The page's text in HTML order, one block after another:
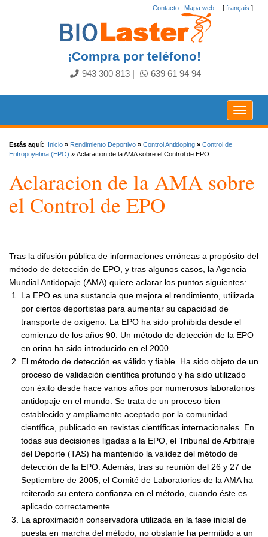
[ français ]
Contacto Mapa web
¡Compra por teléfono!
943 300 813 639 61 94 94
Toggle
Estás aquí: Inicio » Rendimiento Deportivo » Control Antidoping » Control de
Eritropoyetina (EPO) » Aclaracion de la AMA sobre el Control de EPO
Aclaracion de la AMA sobre
el Control de EPO
Tras la difusión pública de informaciones erróneas a propósito del
método de detección de EPO, y tras algunos casos, la Agencia
Mundial Antidopaje (AMA) quiere aclarar los puntos siguientes:
La EPO es una sustancia que mejora el rendimiento, utilizada
por ciertos deportistas para aumentar su capacidad de
transporte de oxígeno. La EPO ha sido prohibida desde el
comienzo de los años 90. Un método de detección de la EPO
en orina ha sido introducido en el 2000.
El método de detección es válido y fiable. Ha sido objeto de un
proceso de validación científica profundo y ha sido utilizado
con éxito desde hace varios años por numerosos laboratorios
antidopaje en el mundo. Se trata de un proceso bien
establecido y ampliamente aceptado por la comunidad
científica, publicado en revistas científicas internacionales. En
todas sus decisiones ligadas a la EPO, el Tribunal de Arbitraje
del Deporte (TAS) ha mantenido la validez del método de
detección de la EPO. Además, tras su reunión del 26 y 27 de
Septiembre de 2005, el Comité de Laboratorios de la AMA ha
reiterado su entera confianza en el método, cuando éste es
aplicado correctamente.
La aproximación conservadora utilizada en la fase inicial de
puesta en marcha del método, no obstante ha permitido a un